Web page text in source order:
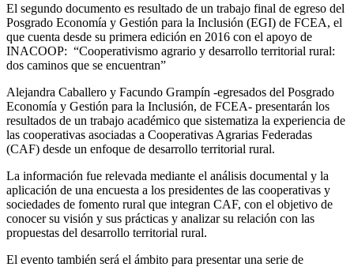
El segundo documento es resultado de un trabajo final de egreso del
Posgrado Economía y Gestión para la Inclusión (EGI) de FCEA, el
que cuenta desde su primera edición en 2016 con el apoyo de
INACOOP: “Cooperativismo agrario y desarrollo territorial rural:
dos caminos que se encuentran”
Alejandra Caballero y Facundo Grampín -egresados del Posgrado
Economía y Gestión para la Inclusión, de FCEA- presentarán los
resultados de un trabajo académico que sistematiza la experiencia de
las cooperativas asociadas a Cooperativas Agrarias Federadas
(CAF) desde un enfoque de desarrollo territorial rural.
La información fue relevada mediante el análisis documental y la
aplicación de una encuesta a los presidentes de las cooperativas y
sociedades de fomento rural que integran CAF, con el objetivo de
conocer su visión y sus prácticas y analizar su relación con las
propuestas del desarrollo territorial rural.
El evento también será el ámbito para presentar una serie de